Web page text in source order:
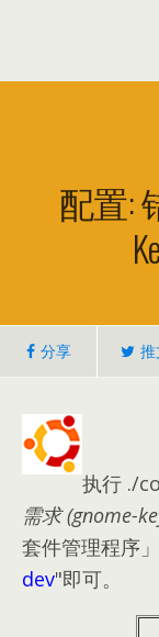
配置:
分享 推
执行 ./
需求 (gnome-
套件管理程序
dev"即可。